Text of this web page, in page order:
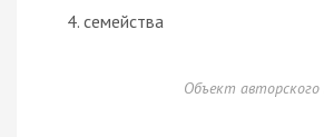
семейства
Объект